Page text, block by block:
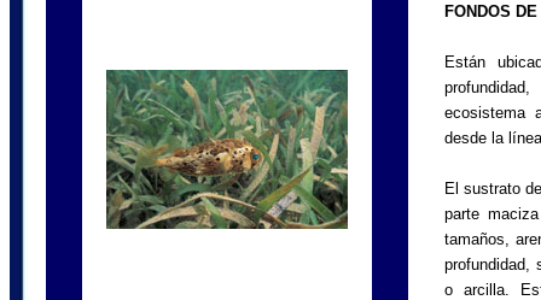
FONDOS
Están
ecosistema
desde la
El sustrato
parte
tamaños,
profundidad,
o arcilla.